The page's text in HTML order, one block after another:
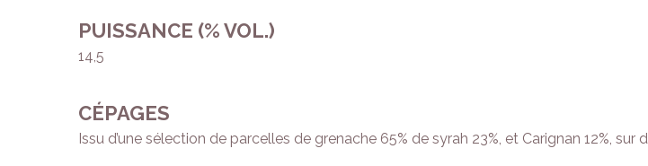
PUISSANCE (% VOL.)
14,5
CÉPAGES
Issu d’une sélection de parcelles de grenache 65% de syrah 23%, et Carignan 12%,